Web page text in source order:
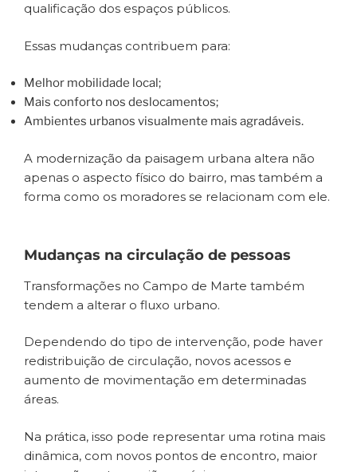
qualificação dos espaços públicos.
Essas mudanças contribuem para:
Melhor mobilidade local;
Mais conforto nos deslocamentos;
Ambientes urbanos visualmente mais agradáveis.
A modernização da paisagem urbana altera não
apenas o aspecto físico do bairro, mas também a
forma como os moradores se relacionam com ele.
Mudanças na circulação de pessoas
Transformações no Campo de Marte também
tendem a alterar o fluxo urbano.
Dependendo do tipo de intervenção, pode haver
redistribuição de circulação, novos acessos e
aumento de movimentação em determinadas
áreas.
Na prática, isso pode representar uma rotina mais
dinâmica, com novos pontos de encontro, maior